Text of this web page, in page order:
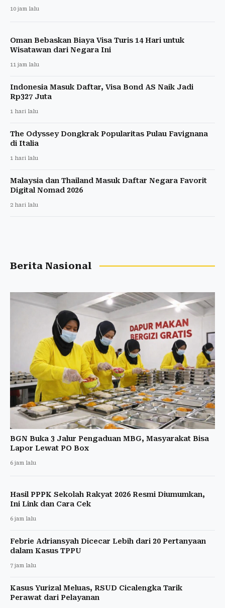
10 jam lalu
Oman Bebaskan Biaya Visa Turis 14 Hari untuk
Wisatawan dari Negara Ini
11 jam lalu
Indonesia Masuk Daftar, Visa Bond AS Naik Jadi
Rp327 Juta
1 hari lalu
The Odyssey Dongkrak Popularitas Pulau Favignana
di Italia
1 hari lalu
Malaysia dan Thailand Masuk Daftar Negara Favorit
Digital Nomad 2026
2 hari lalu
Berita Nasional
BGN Buka 3 Jalur Pengaduan MBG, Masyarakat Bisa
Lapor Lewat PO Box
6 jam lalu
Hasil PPPK Sekolah Rakyat 2026 Resmi Diumumkan,
Ini Link dan Cara Cek
6 jam lalu
Febrie Adriansyah Dicecar Lebih dari 20 Pertanyaan
dalam Kasus TPPU
7 jam lalu
Kasus Yurizal Meluas, RSUD Cicalengka Tarik
Perawat dari Pelayanan